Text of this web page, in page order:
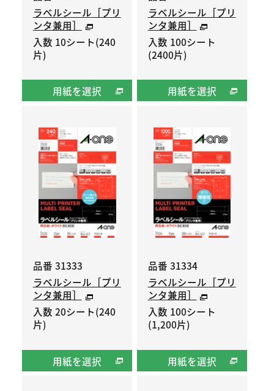
ラベルシール［プリ
ンタ兼用］
入数 10シート(240
片)
用紙を選択
ラベルシール［プリ
ンタ兼用］
入数 100シート
(2400片)
用紙を選択
品番 31333
ラベルシール［プリ
ンタ兼用］
入数 20シート(240
片)
用紙を選択
品番 31334
ラベルシール［プリ
ンタ兼用］
入数 100シート
(1,200片)
用紙を選択